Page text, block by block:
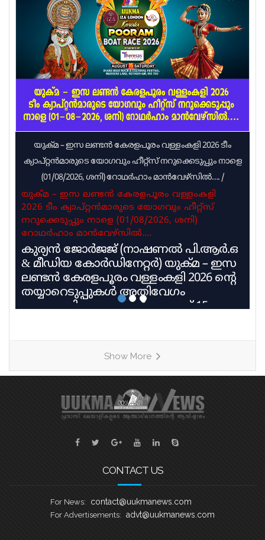
തുടരണമെന്ന് റവന്യൂ മന്ത്രി എ പി അനിൽകുമാർ
അറിയിച്ചു. കാറ്റിനും മഴയ്ക്കും സാധ്യതയുണ്ട്.
കാണാതായവർക്ക് വേണ്ടിയുള്ള തിരച്ചിൽ
ഊർജ്ജിതമായി തുടരുന്നുവെന്നും റവന്യൂ മന്ത്രി
അറിയിച്ചു. മഴയുടെ ശക്തി കുറഞ്ഞെങ്കിലും
ജാഗ്രതയോടെ തന്നെ മുന്നോട്ടു പോകണമെന്നു
റവന്യൂ മന്ത്രി
യുക്മ – ഇസ ലണ്ടൻ കേരളപൂരം വള്ളംകളി 2026 ടീം
ക്യാപ്റ്റൻമാരുടെ യോഗവും ഹീറ്റ്സ് നറുക്കെടുപ്പും നാളെ
(01/08/2026, ശനി) റോഥർഹാം മാൻവേഴ്സിൽ…. /
യുക്മ – ഇസ ലണ്ടൻ കേരളപൂരം വള്ളംകളി
2026 ടീം ക്യാപ്റ്റൻമാരുടെ യോഗവും ഹീറ്റ്സ്
നറുക്കെടുപ്പും നാളെ (01/08/2026, ശനി)
റോഥർഹാം മാൻവേഴ്സിൽ….
കുര്യൻ ജോർജജ് (നാഷണൽ പി.ആർ.ഒ
& മീഡിയ കോർഡിനേറ്റർ) യുക്മ – ഇസ
ലണ്ടൻ കേരളപൂരം വള്ളംകളി 2026 ൻ്റെ
തയ്യാറെടുപ്പുകൾ അതിവേഗം
പുരോഗമിക്കുകയാണ്. ആഗസ്റ്റ് 15
യുക്മ കേരളപൂരം വള്ളംകളിയും യുക്മ
തെരേസാസ് ഓണച്ചന്തം ‘മലയാളി
സുന്ദരി സീസൺ 2’ മത്സരവും
അനുബന്ധ കലാപരിപാടികളും ഏറ്റവും
ഭംഗിയായി നടത്തുവാനുള്ള
ഒരുക്കങ്ങളാണ് യുക്മ ദേശീയ സമിതി
അഡ്വ. എബി സെബാസ്റ്റ്യൻ, ജനറൽ
Show More
CONTACT US
For News: contact@uukmanews.com
For Advertisements: advt@uukmanews.com